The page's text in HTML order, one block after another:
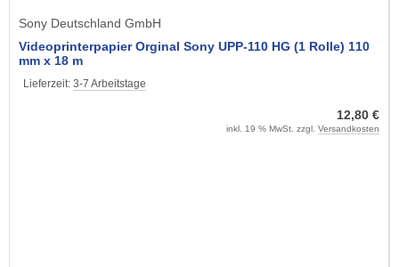
Sony Deutschland GmbH
Videoprinterpapier Orginal Sony UPP-110 HG (1 Rolle) 110
mm x 18 m
Lieferzeit: 3-7 Arbeitstage
12,80 €
inkl. 19 % MwSt. zzgl. Versandkosten